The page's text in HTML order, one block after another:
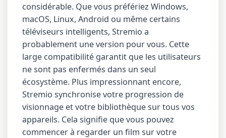
considérable. Que vous préfériez Windows,
macOS, Linux, Android ou même certains
téléviseurs intelligents, Stremio a
probablement une version pour vous. Cette
large compatibilité garantit que les utilisateurs
ne sont pas enfermés dans un seul
écosystème. Plus impressionnant encore,
Stremio synchronise votre progression de
visionnage et votre bibliothèque sur tous vos
appareils. Cela signifie que vous pouvez
commencer à regarder un film sur votre